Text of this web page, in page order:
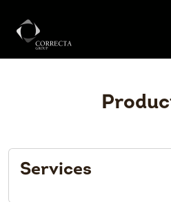
Services